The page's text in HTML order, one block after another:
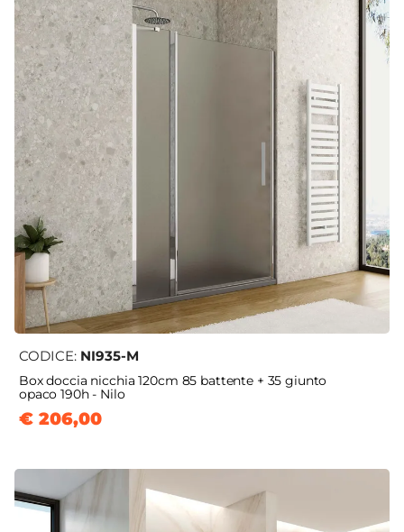
CODICE: NI935-M
Box doccia nicchia 120cm 85 battente + 35 giunto
opaco 190h - Nilo
€ 206,00